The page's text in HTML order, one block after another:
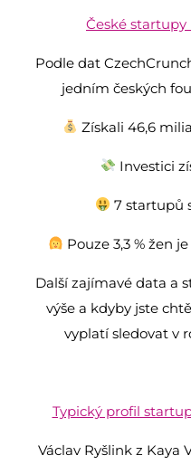
České
Podle dat
jedním českých
Získali 46,6
Investici
7 startupů
Pouze 3,3 % žen
Další zajímavé data a
výše a kdyby jste
vyplatí sledovat v
Typický profil
Václav Ryšlink z Kaya